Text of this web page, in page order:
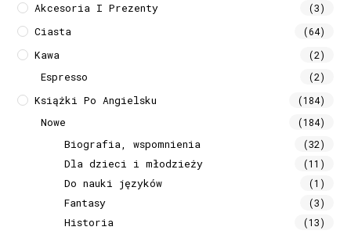
Akcesoria I Prezenty (3)
Ciasta (64)
Kawa (2)
Espresso (2)
Książki Po Angielsku (184)
Nowe (184)
Biografia, wspomnienia (32)
Dla dzieci i młodzieży (11)
Do nauki języków (1)
Fantasy (3)
Historia (13)